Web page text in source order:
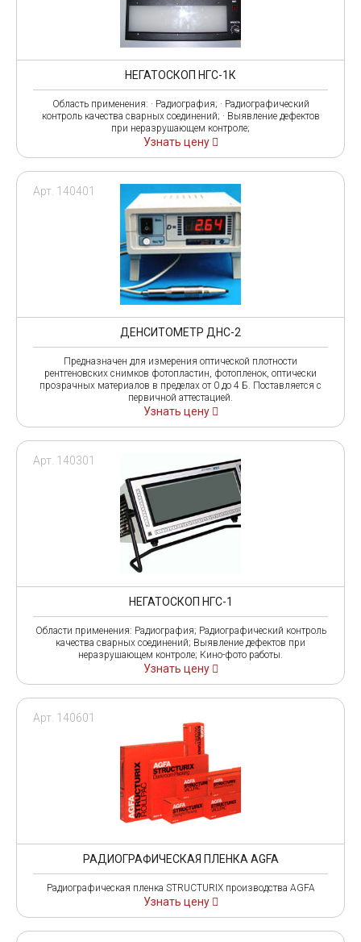
НЕГАТОСКОП НГС-1К
Область применения: · Радиография; · Радиографический
контроль качества сварных соединений; · Выявление дефектов
при неразрушающем контроле;
Узнать цену
Арт. 140401
ДЕНСИТОМЕТР ДНС-2
Предназначен для измерения оптической плотности
рентгеновских снимков фотопластин, фотопленок, оптически
прозрачных материалов в пределах от 0 до 4 Б. Поставляется с
первичной аттестацией.
Узнать цену
Арт. 140301
НЕГАТОСКОП НГС-1
Области применения: Радиография; Радиографический контроль
качества сварных соединений; Выявление дефектов при
неразрушающем контроле; Кино-фото работы.
Узнать цену
Арт. 140601
РАДИОГРАФИЧЕСКАЯ ПЛЕНКА AGFA
Радиографическая пленка STRUCTURIX производства AGFA
Узнать цену